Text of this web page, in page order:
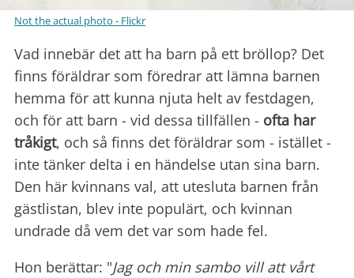
Not the actual photo - Flickr
Vad innebär det att ha barn på ett bröllop? Det
finns föräldrar som föredrar att lämna barnen
hemma för att kunna njuta helt av festdagen,
och för att barn - vid dessa tillfällen - ofta har
tråkigt, och så finns det föräldrar som - istället -
inte tänker delta i en händelse utan sina barn.
Den här kvinnans val, att utesluta barnen från
gästlistan, blev inte populärt, och kvinnan
undrade då vem det var som hade fel.
Hon berättar: "Jag och min sambo vill att vårt